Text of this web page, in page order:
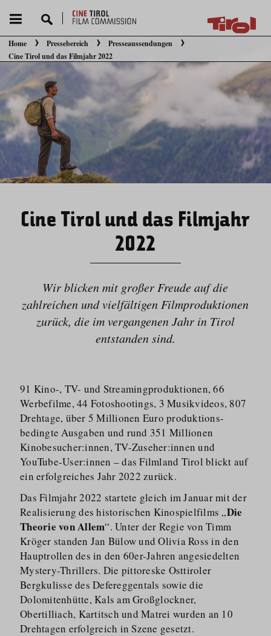
Sie befinden sich hier:
Home Pressebereich
Presseaussendungen
Cine Tirol und das Filmjahr 2022
Cine Tirol und das Filmjahr
2022
Wir blicken mit großer Freude auf die
zahlreichen und vielfältigen Filmproduktionen
zurück, die im vergangenen Jahr in Tirol
entstanden sind.
91 Kino-, TV- und Streaming­pro­duktionen, 66
Werbefilme, 44 Fotoshootings, 3 Musikvideos, 807
Drehtage, über 5 Millionen Euro produkti­ons­
bedingte Ausgaben und rund 351 Millionen
Kinobesucher:innen, TV-Zuseher:innen und
YouTube-User:innen – das Filmland Tirol blickt auf
ein erfolgreiches Jahr 2022 zurück.
Das Filmjahr 2022 startete gleich im Januar mit der
Realisierung des historischen Kinospielfilms „Die
Theorie von Allem“. Unter der Regie von Timm
Kröger standen Jan Bülow und Olivia Ross in den
Hauptrollen des in den 60er-Jahren angesiedelten
Mystery-Thrillers. Die pittoreske Osttiroler
Bergkulisse des Defereggentals sowie die
Dolomitenhütte, Kals am Großglockner,
Obertilliach, Kartitsch und Matrei wurden an 10
Drehtagen erfolgreich in Szene gesetzt.